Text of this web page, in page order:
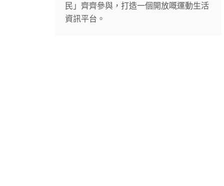
民」齊齊參與，打造一個開放嘅運動生活
資訊平台。